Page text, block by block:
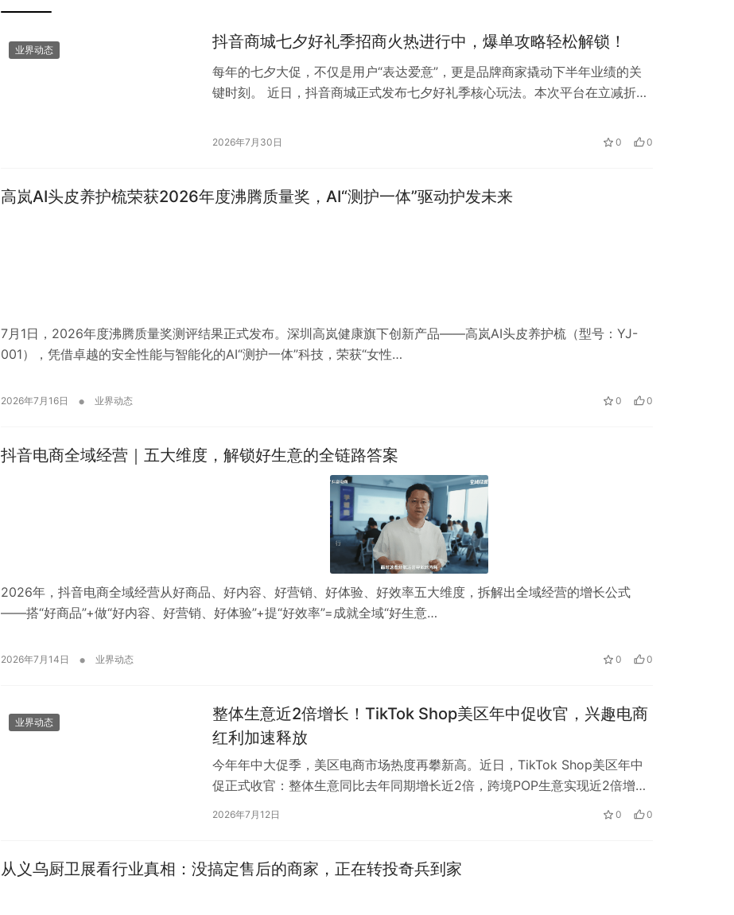
业界动态 抖音商城七夕好礼季招商火热进行中，爆单攻略轻松解锁！
每年的七夕大促，不仅是用户“表达爱意”，更是品牌商家撬动下半年业绩的关
键时刻。 近日，抖音商城正式发布七夕好礼季核心玩法。本次平台在立减折
2026年7月30日 0 0
高岚AI头皮养护梳荣获2026年度沸腾质量奖，AI“测护一体”驱动护发未来
7月1日，2026年度沸腾质量奖测评结果正式发布。深圳高岚健康旗下创新产品——高岚AI头皮养护梳（型号：YJ-
001），凭借卓越的安全性能与智能化的AI“测护一体”科技，荣获“女性…
2026年7月16日 • 业界动态 0 0
抖音电商全域经营｜五大维度，解锁好生意的全链路答案
2026年，抖音电商全域经营从好商品、好内容、好营销、好体验、好效率五大维度，拆解出全域经营的增长公式
——搭“好商品”+做“好内容、好营销、好体验”+提“好效率”=成就全域“好生意…
2026年7月14日 • 业界动态 0 0
业界动态
整体生意近2倍增长！TikTok Shop美区年中促收官，兴趣电商
红利加速释放
今年年中大促季，美区电商市场热度再攀新高。近日，TikTok Shop美区年中
促正式收官：整体生意同比去年同期增长近2倍，跨境POP生意实现近2倍增
长，全托管美区生意同比增长1.5…
2026年7月12日 0 0
从义乌厨卫展看行业真相：没搞定售后的商家，正在转投奇兵到家